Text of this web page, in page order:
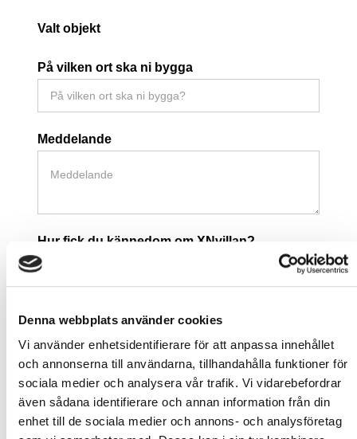
Denna webbplats använder cookies
Vi använder enhetsidentifierare för att anpassa innehållet
och annonserna till användarna, tillhandahålla funktioner för
sociala medier och analysera vår trafik. Vi vidarebefordrar
även sådana identifierare och annan information från din
enhet till de sociala medier och annons- och analysföretag
Valt objekt
På vilken ort ska ni bygga
Meddelande
Hur fick du kännedom om XNvillan?
Sökmotor, internet
Reportage i inredningstidning
Blogg/forum/portal på internet
Genom bekanta
Godkännande att spara data